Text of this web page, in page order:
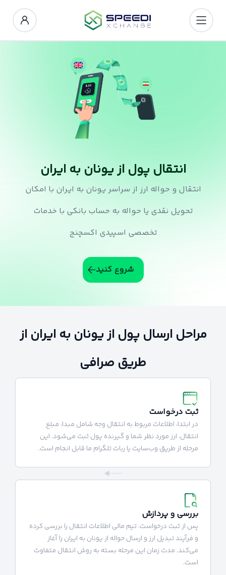
انتقال پول از یونان به ایران
انتقال و حواله ارز از سراسر یونان به ایران با امکان
تحویل نقدی یا حواله به حساب بانکی با خدمات
تخصصی اسپیدی اکسچنج
شروع کنید
مراحل ارسال پول از یونان به ایران از
طریق صرافی
ثبت درخواست
در ابتدا، اطلاعات مربوط به انتقال وجه شامل مبدا، مبلغ
انتقال، ارز مورد نظر شما و گیرنده پول ثبت می‌شود. این
مرحله از طریق وب‌سایت یا ربات تلگرام ما قابل انجام است.
بررسی و پردازش
پس از ثبت درخواست، تیم مالی اطلاعات انتقال را بررسی کرده
و فرآیند تبدیل ارز و ارسال حواله از یونان به ایران را آغاز
می‌کند. مدت زمان این مرحله بسته به روش انتقال متفاوت
است.